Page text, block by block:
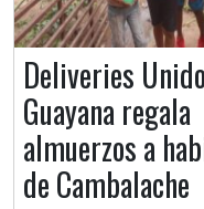
Deliveries
Guayana regala
almuerzos a
de Cambalache